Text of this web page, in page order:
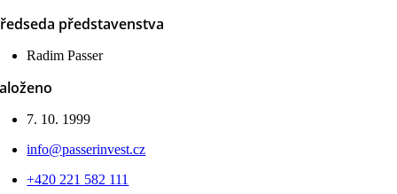
představenstva
Radim Passer
7. 10. 1999
info@passerinvest.cz
+420 221 582 111